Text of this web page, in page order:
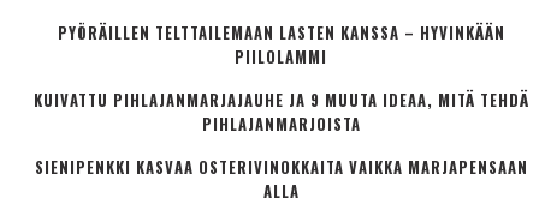
PYÖRÄILLEN TELTTAILEMAAN LASTEN KANSSA – HYVINKÄÄN
PIILOLAMMI
KUIVATTU PIHLAJANMARJAJAUHE JA 9 MUUTA IDEAA, MITÄ TEHDÄ
PIHLAJANMARJOISTA
SIENIPENKKI KASVAA OSTERIVINOKKAITA VAIKKA MARJAPENSAAN
ALLA